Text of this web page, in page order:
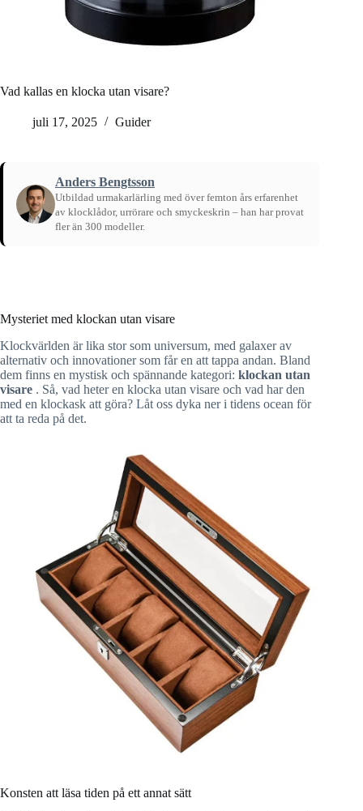
Vad kallas en klocka utan visare?
juli 17, 2025 Guider
Anders Bengtsson
Utbildad urmakarlärling med över femton års erfarenhet
av klocklådor, urrörare och smyckeskrin – han har provat
fler än 300 modeller.
Mysteriet med klockan utan visare
Klockvärlden är lika stor som universum, med galaxer av
alternativ och innovationer som får en att tappa andan. Bland
dem finns en mystisk och spännande kategori: klockan utan
visare . Så, vad heter en klocka utan visare och vad har den
med en klockask att göra? Låt oss dyka ner i tidens ocean för
att ta reda på det.
Konsten att läsa tiden på ett annat sätt